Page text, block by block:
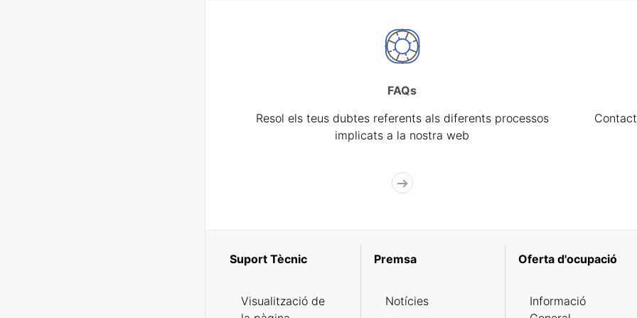
FAQs
Resol els teus dubtes referents als diferents processos
implicats a la nostra web
Suport Tècnic
Visualització de
Premsa
Notícies
Oferta d'ocupació
Informació